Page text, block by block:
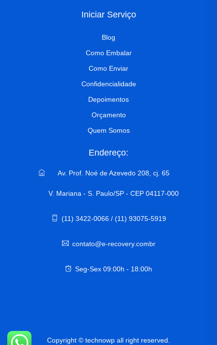
Iniciar Serviço
Blog
Como Embalar
Como Enviar
Confidencialidade
Depoimentos
Orçamento
Quem Somos
Endereço:
Av. Prof. Noé de Azevedo 208, cj. 65
V. Mariana - S. Paulo/SP - CEP 04117-000
(11) 3422-0066 / (11) 93075-5919
contato@e-recovery.combr
Seg-Sex 09:00h - 18:00h
Copyright © technowp all right reserved.